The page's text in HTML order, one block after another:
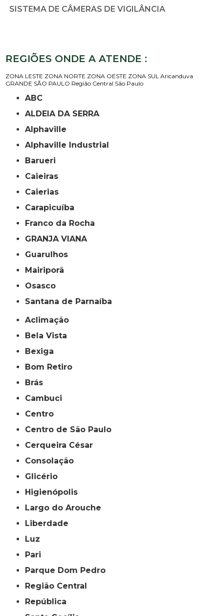
SISTEMA DE CÂMERAS DE VIGILÂNCIA
REGIÕES ONDE A ATENDE :
ZONA LESTE ZONA NORTE ZONA OESTE ZONA SUL Aricanduva
GRANDE SÃO PAULO Região Central São Paulo
ABC
ALDEIA DA SERRA
Alphaville
Alphaville Industrial
Barueri
Caieiras
Caierias
Carapicuíba
Franco da Rocha
GRANJA VIANA
Guarulhos
Mairiporã
Osasco
Santana de Parnaíba
Aclimação
Bela Vista
Bexiga
Bom Retiro
Brás
Cambuci
Centro
Centro de São Paulo
Cerqueira César
Consolação
Glicério
Higienópolis
Largo do Arouche
Liberdade
Luz
Pari
Parque Dom Pedro
Região Central
República